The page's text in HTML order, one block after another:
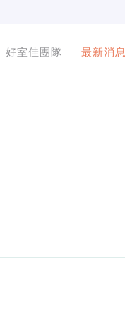
好室佳團隊 最新消息